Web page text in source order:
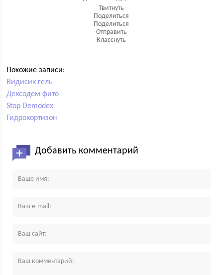
Твитнуть
Поделиться
Поделиться
Отправить
Класснуть
Похожие записи:
Видисик гель
Дексодем фито
Stop Demodex
Гидрокортизон
Добавить комментарий